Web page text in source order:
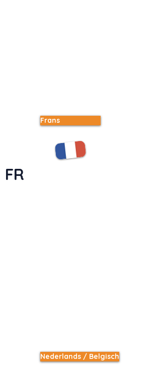
Frans
FR
Nederlands / Belgisch